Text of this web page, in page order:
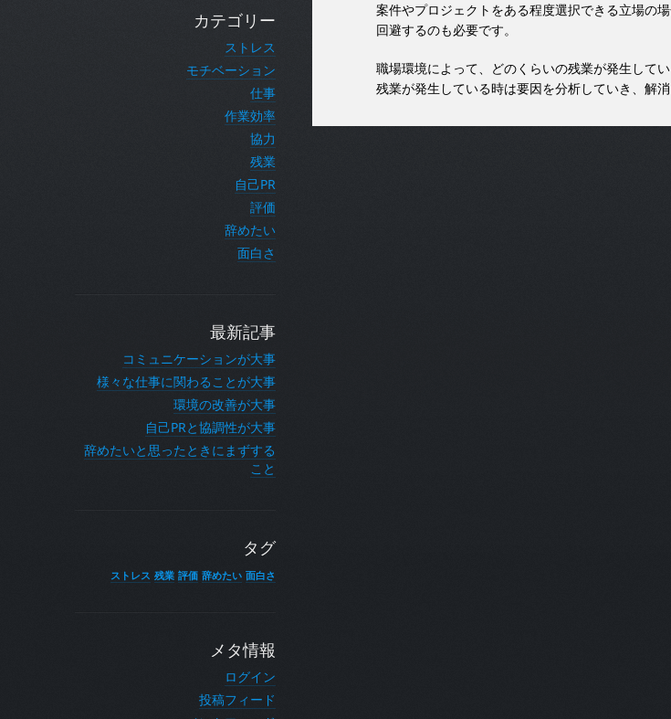
案件やプロジェクトをある程度選択できる立場の
回避するのも必要です。
職場環境によって、どのくらいの残業が発生して
残業が発生している時は要因を分析していき、解消
カテゴリー
ストレス
モチベーション
仕事
作業効率
協力
残業
自己PR
評価
辞めたい
面白さ
最新記事
コミュニケーションが大事
様々な仕事に関わることが大事
環境の改善が大事
自己PRと協調性が大事
辞めたいと思ったときにまずする
こと
タグ
ストレス 残業 評価 辞めたい 面白さ
メタ情報
ログイン
投稿フィード